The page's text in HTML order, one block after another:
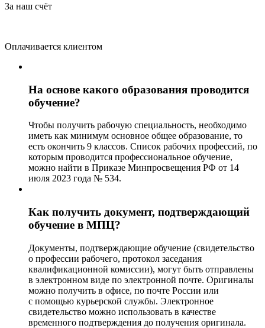
За наш счёт
Оплачивается клиентом
На основе какого образования проводится
обучение?
Чтобы получить рабочую специальность, необходимо
иметь как минимум основное общее образование, то
есть окончить 9 классов. Список рабочих профессий, по
которым проводится профессиональное обучение,
можно найти в Приказе Минпросвещения РФ от 14
июля 2023 года № 534.
Как получить документ, подтверждающий
обучение в МПЦ?
Документы, подтверждающие обучение (свидетельство
о профессии рабочего, протокол заседания
квалификационной комиссии), могут быть отправлены
в электронном виде по электронной почте. Оригиналы
можно получить в офисе, по почте России или
с помощью курьерской службы. Электронное
свидетельство можно использовать в качестве
временного подтверждения до получения оригинала.